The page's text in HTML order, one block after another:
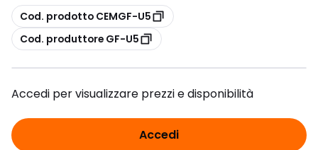
copia
Cod. prodotto CEMGF-U5
copia
Cod. produttore GF-U5
Accedi per visualizzare prezzi e disponibilità
Accedi